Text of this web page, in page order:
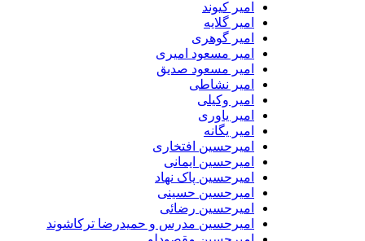
امیر کیوند
امیر گلایه
امیر گوهری
امیر مسعود امیری
امیر مسعود صدیق
امیر نشاطی
امیر وکیلی
امیر یاوری
امیر یگانه
امیرحسین افتخاری
امیرحسین ایمانی
امیرحسین پاک نهاد
امیرحسین حسینی
امیرحسین رضائی
امیرحسین مدرس و حمیدرضا ترکاشوند